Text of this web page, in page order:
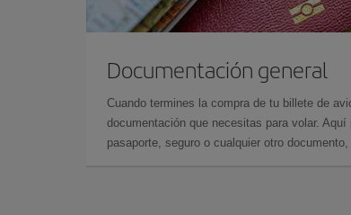
Documentación general
Cuando termines la compra de tu billete de
documentación que necesitas para volar.
pasaporte, seguro o cualquier otro